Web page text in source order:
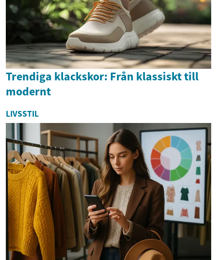
Trendiga klackskor: Från klassiskt till
modernt
LIVSSTIL